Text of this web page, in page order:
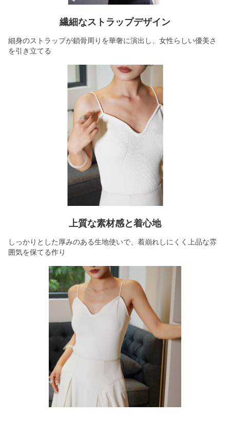
繊細なストラップデザイン
細身のストラップが鎖骨周りを華奢に演出し、女性らしい優美さ
を引き立てる
上質な素材感と着心地
しっかりとした厚みのある生地使いで、着崩れしにくく上品な雰
囲気を保てる作り